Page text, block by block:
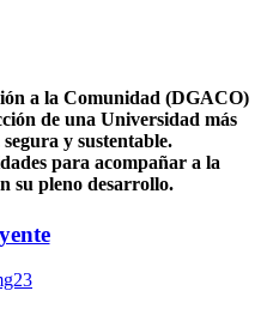
a la Comunidad (DGACO)
de una Universidad más
y sustentable.
para acompañar a la
su pleno desarrollo.